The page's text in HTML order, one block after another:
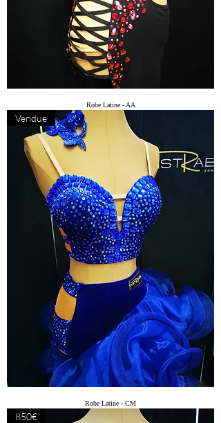
Robe Latine - AA
Vendue
Robe Latine - CM
850€